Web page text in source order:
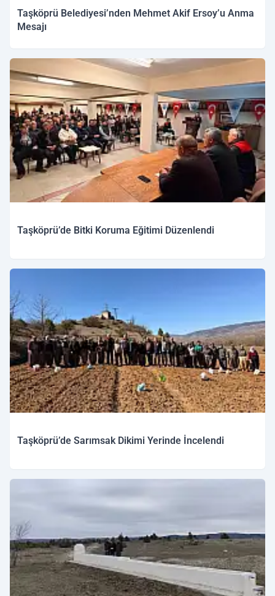
Taşköprü Belediyesi’nden Mehmet Akif Ersoy’u Anma
Mesajı
Taşköprü’de Bitki Koruma Eğitimi Düzenlendi
Taşköprü’de Sarımsak Dikimi Yerinde İncelendi